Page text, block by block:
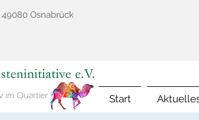
Osnabrück
Start